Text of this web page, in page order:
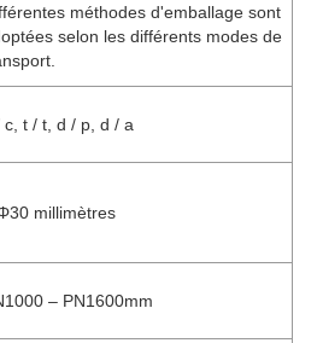
méthodes d'emballage sont
selon les différents modes de
c, t / t, d / p, d / a
millimètres
– PN1600mm